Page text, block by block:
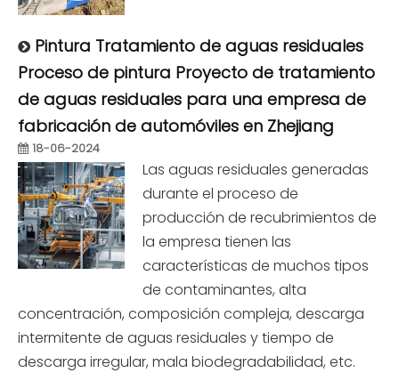
Pintura Tratamiento de aguas residuales
Proceso de pintura Proyecto de tratamiento
de aguas residuales para una empresa de
fabricación de automóviles en Zhejiang
18-06-2024
Las aguas residuales generadas
durante el proceso de
producción de recubrimientos de
la empresa tienen las
características de muchos tipos
de contaminantes, alta
concentración, composición compleja, descarga
intermitente de aguas residuales y tiempo de
descarga irregular, mala biodegradabilidad, etc.